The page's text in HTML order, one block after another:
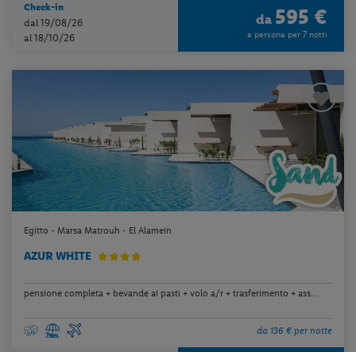
Check-in
dal 19/08/26
al 18/10/26
da 595 €
a persona per 7 notti
Egitto - Marsa Matrouh - El Alamein
AZUR WHITE
pensione completa + bevande ai pasti + volo a/r + trasferimento + ass...
da 136 € per notte